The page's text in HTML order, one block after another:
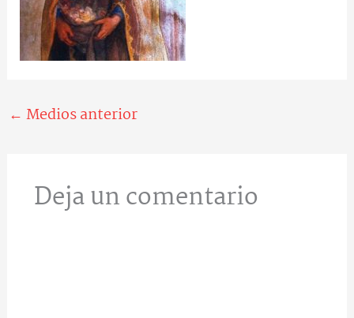
← Medios anterior
Deja un comentario